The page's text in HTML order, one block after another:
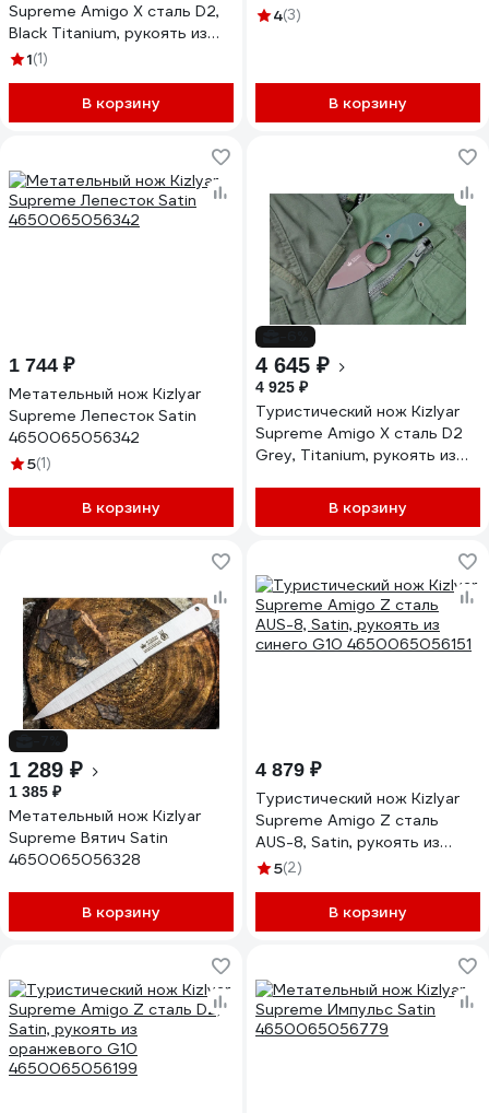
Supreme Amigo X сталь D2,
Black Titanium, рукоять из
черного G13
1(1)
В корзину
4(3)
В корзину
1 744 ₽
Метательный нож Kizlyar
Supreme Лепесток Satin
4650065056342
5(1)
В корзину
4 645 ₽
4 925 ₽
Туристический нож Kizlyar
Supreme Amigo X сталь D2
Grey, Titanium, рукоять из
4650065056113В корзину
1 289 ₽
1 385 ₽
Метательный нож Kizlyar
Supreme Вятич Satin
4650065056328
В корзину
4 879 ₽
Туристический нож Kizlyar
Supreme Amigo Z сталь
AUS-8, Satin, рукоять из
синего G10 4650065056151
5(2)
В корзину